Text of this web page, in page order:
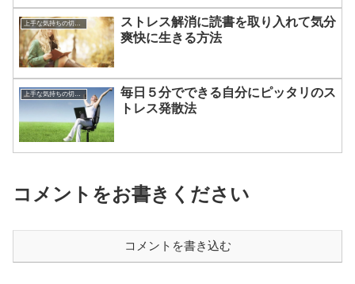
上手な気持ちの切り替えかた
ストレス解消に読書を取り入れて気分
爽快に生きる方法
上手な気持ちの切り替えかた
毎日５分でできる自分にピッタリのス
トレス発散法
コメントをお書きください
コメントを書き込む